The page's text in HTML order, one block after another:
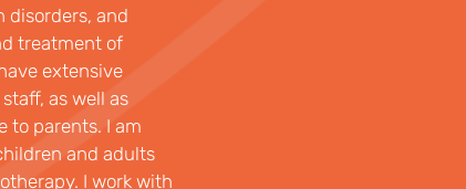
disorders, and
treatment of
extensive
as well as
to parents. I am
and adults
I work with